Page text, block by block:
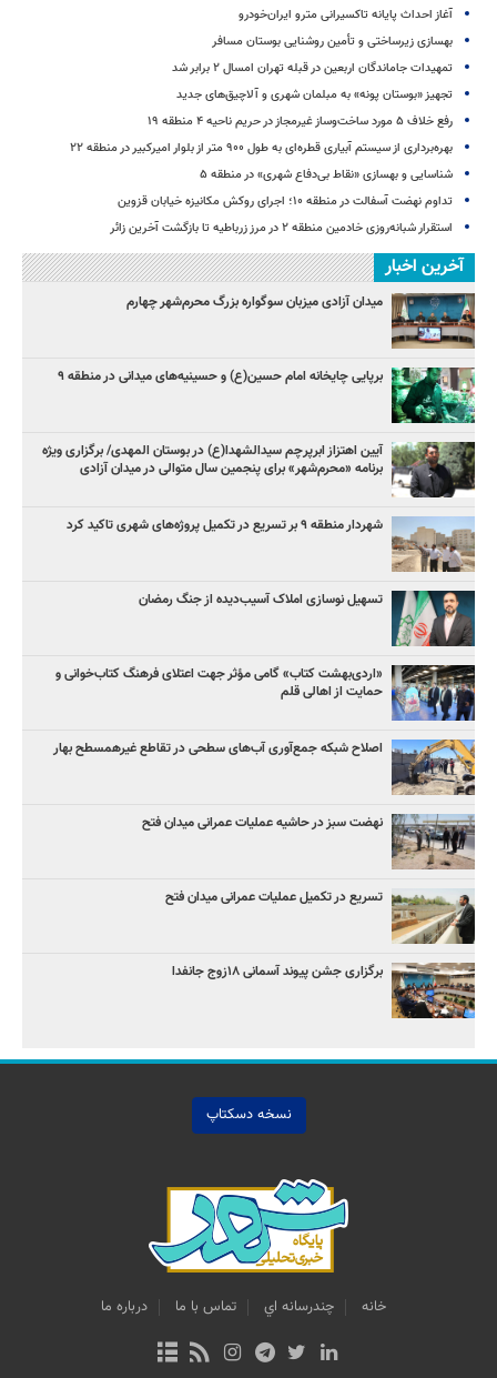
آغاز احداث پایانه تاکسیرانی مترو ایران‌خودرو
بهسازی زیرساختی و تأمین روشنایی بوستان مسافر
تمهیدات جاماندگان اربعین در قبله تهران امسال ۲ برابر شد
تجهیز «بوستان پونه» به مبلمان شهری و آلاچیق‌های جدید
رفع خلاف ۵ مورد ساخت‌وساز غیرمجاز در حریم ناحیه ۴ منطقه ۱۹
بهره‌برداری از سیستم آبیاری قطره‌ای به طول ۹۰۰ متر از بلوار امیرکبیر در منطقه ۲۲
شناسایی و بهسازی «نقاط بی‌دفاع شهری» در منطقه ۵
تداوم نهضت آسفالت در منطقه ۱۰؛ اجرای روکش مکانیزه خیابان قزوین
استقرار شبانه‌روزی خادمین منطقه ۲ در مرز زرباطیه تا بازگشت آخرین زائر
آخرین اخبار
میدان آزادی میزبان سوگواره بزرگ محرم‌شهر چهارم
برپایی چایخانه امام حسین(ع) و حسینیه‌های میدانی در منطقه ۹
آیین اهتزاز ابرپرچم سیدالشهدا(ع) در بوستان المهدی/ برگزاری ویژه
برنامه «محرم‌شهر» برای پنجمین سال متوالی در میدان آزادی
شهردار منطقه ۹ بر تسریع در تکمیل پروژه‌های شهری تاکید کرد
تسهیل نوسازی املاک آسیب‌دیده از جنگ رمضان
«اردی‌بهشت کتاب» گامی مؤثر جهت اعتلای فرهنگ کتاب‌خوانی و
حمایت از اهالی قلم
اصلاح شبکه جمع‌آوری آب‌های سطحی در تقاطع غیرهمسطح بهار
نهضت سبز در حاشیه عملیات عمرانی میدان فتح
تسریع در تکمیل عملیات عمرانی میدان فتح
برگزاری جشن پیوند آسمانی ۱۸زوج جانفدا
نسخه دسکتاپ
خانه چندرسانه اي تماس با ما درباره ما